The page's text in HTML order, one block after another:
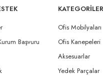
Başvuru
KATEGORİLER
Ofis Mobilyaları
Ofis Kanepeleri
Aksesuarlar
Yedek Parçalar